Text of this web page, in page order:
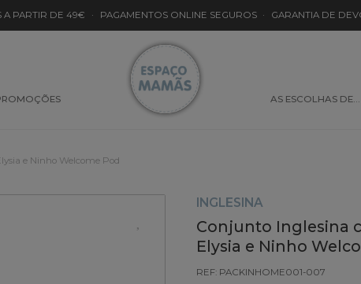
A PARTIR DE 49€ · PAGAMENTOS ONLINE SEGUROS · GARANTIA DE
AS ESCOLHAS DE…
e Ninho Welcome Pod
INGLESINA
Conjunto Inglesina
Elysia e Ninho
REF: PACKINHOME001-007